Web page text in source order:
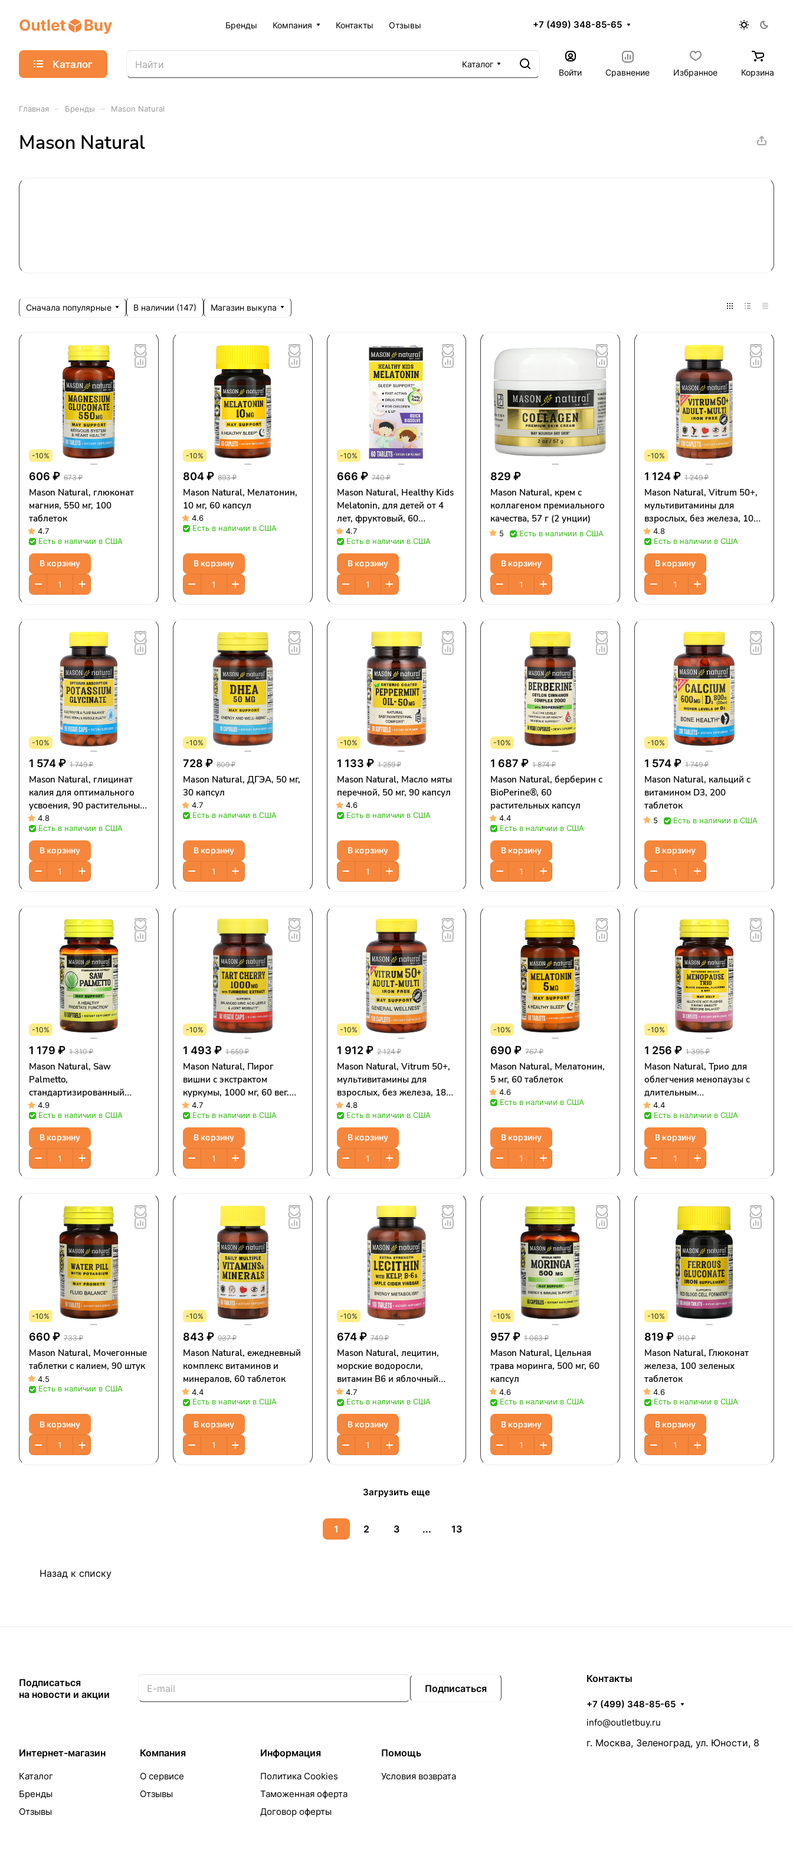
Бренды Компания Контакты Отзывы +7 (499) 348-85-65
Каталог
Каталог
Войти
Сравнение Избранное Корзина
Главная Бренды Mason Natural
Mason Natural
Сначала популярные В наличии (147) Магазин выкупа
-10%
606 ₽ 673 ₽
Mason Natural, глюконат
магния, 550 мг, 100
таблеток
4.7
Есть в наличии в США
В корзину
-10%
804 ₽ 893 ₽
Mason Natural, Мелатонин,
10 мг, 60 капсул
4.6
Есть в наличии в США
В корзину
-10%
666 ₽ 740 ₽
Mason Natural, Healthy Kids
Melatonin, для детей от 4
лет, фруктовый, 60
таблеток
4.7
Есть в наличии в США
В корзину
829 ₽
Mason Natural, крем с
коллагеном премиального
качества, 57 г (2 унции)
5 Есть в наличии в США
В корзину
-10%
1 124 ₽ 1 249 ₽
Mason Natural, Vitrum 50+,
мультивитамины для
взрослых, без железа, 100
капсул
4.8
Есть в наличии в США
В корзину
-10%
1 574 ₽ 1 749 ₽
Mason Natural, глицинат
калия для оптимального
усвоения, 90 растительных
капсул
4.8
Есть в наличии в США
В корзину
-10%
728 ₽ 809 ₽
Mason Natural, ДГЭА, 50 мг,
30 капсул
4.7
Есть в наличии в США
В корзину
-10%
1 133 ₽ 1 259 ₽
Mason Natural, Масло мяты
перечной, 50 мг, 90 капсул
4.6
Есть в наличии в США
В корзину
-10%
1 687 ₽ 1 874 ₽
Mason Natural, берберин с
BioPerine®, 60
растительных капсул
4.4
Есть в наличии в США
В корзину
-10%
1 574 ₽ 1 749 ₽
Mason Natural, кальций с
витамином D3, 200
таблеток
5 Есть в наличии в США
В корзину
-10%
1 179 ₽ 1 310 ₽
Mason Natural, Saw
Palmetto,
стандартизированный
экстракт, 60 мягких
таблеток
4.9
Есть в наличии в США
В корзину
-10%
1 493 ₽ 1 659 ₽
Mason Natural, Пирог
вишни с экстрактом
куркумы, 1000 мг, 60 вег.
Капсул
4.7
Есть в наличии в США
В корзину
-10%
1 912 ₽ 2 124 ₽
Mason Natural, Vitrum 50+,
мультивитамины для
взрослых, без железа, 180
капсул
4.8
Есть в наличии в США
В корзину
-10%
690 ₽ 767 ₽
Mason Natural, Мелатонин,
5 мг, 60 таблеток
4.6
Есть в наличии в США
В корзину
-10%
1 256 ₽ 1 395 ₽
Mason Natural, Трио для
облегчения менопаузы с
длительным
высвобождением, черный
кохош, льняное семя и соя,
30 капсул
4.4
Есть в наличии в США
В корзину
-10%
660 ₽ 733 ₽
Mason Natural, Мочегонные
таблетки с калием, 90 штук
4.5
Есть в наличии в США
В корзину
-10%
843 ₽ 937 ₽
Mason Natural, ежедневный
комплекс витаминов и
минералов, 60 таблеток
4.4
Есть в наличии в США
В корзину
-10%
674 ₽ 749 ₽
Mason Natural, лецитин,
морские водоросли,
витамин В6 и яблочный
уксус, повышенная сила
действия, 100 таблеток
4.7
Есть в наличии в США
В корзину
-10%
957 ₽ 1 063 ₽
Mason Natural, Цельная
трава моринга, 500 мг, 60
капсул
4.6
Есть в наличии в США
В корзину
-10%
819 ₽ 910 ₽
Mason Natural, Глюконат
железа, 100 зеленых
таблеток
4.6
Есть в наличии в США
В корзину
Загрузить еще
1 2 3 ... 13
Назад к списку
Подписаться
на новости и акции
Подписаться
Интернет-магазин
Каталог
Бренды
Отзывы
Компания
О сервисе
Отзывы
Информация
Политика Cookies
Таможенная оферта
Договор оферты
Помощь
Условия возврата
Контакты
+7 (499) 348-85-65
info@outletbuy.ru
г. Москва, Зеленоград, ул. Юности, 8